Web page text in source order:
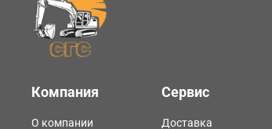
Компания
О компании
Сервис
Доставка